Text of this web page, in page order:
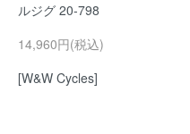
ルジグ 20-798
14,960円(税込)
[W&W Cycles]